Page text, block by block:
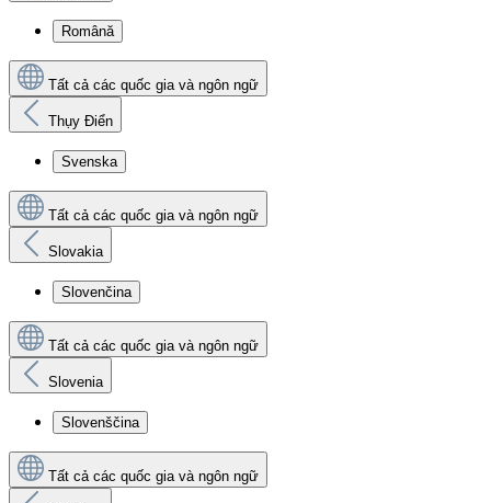
Română
Tất cả các quốc gia và ngôn ngữ
Thụy Điển
Svenska
Tất cả các quốc gia và ngôn ngữ
Slovakia
Slovenčina
Tất cả các quốc gia và ngôn ngữ
Slovenia
Slovenščina
Tất cả các quốc gia và ngôn ngữ